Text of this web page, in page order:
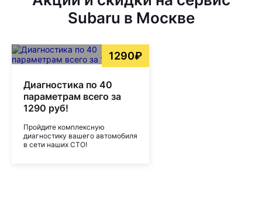
Subaru в Москве
1290₽
Диагностика по 40
параметрам всего за
1290 руб!
Пройдите комплексную
диагностику вашего автомобиля
в сети наших СТО!